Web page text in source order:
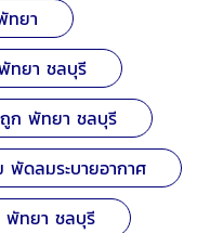
ทยา
ทยา ชลบุรี
ถูก พัทยา ชลบุรี
ดลมระบายอากาศ
พัทยา ชลบุรี